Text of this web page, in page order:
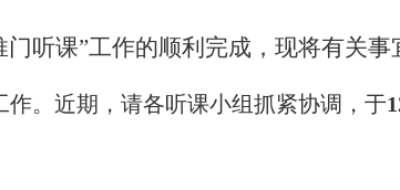
听课”工作的顺利完成，现将有关事
。近期，请各听课小组抓紧协调，于